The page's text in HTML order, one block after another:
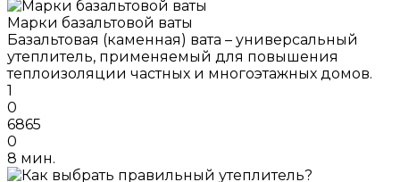
Марки базальтовой ваты
Базальтовая (каменная) вата – универсальный
утеплитель, применяемый для повышения
теплоизоляции частных и многоэтажных домов.
1
0
6865
0
8 мин.